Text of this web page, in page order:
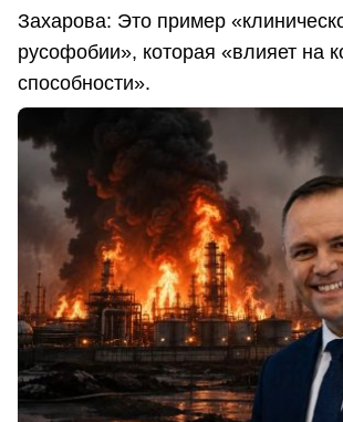
Захарова: Это пример
русофобии», которая «влияет на
способности».